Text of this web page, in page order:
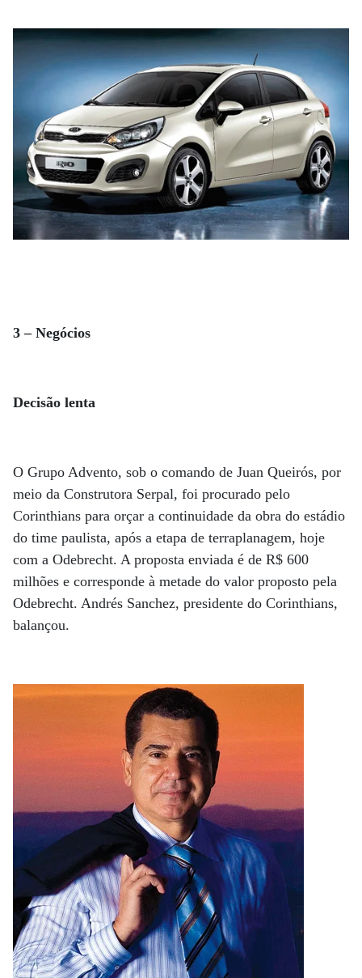
3 – Negócios
Decisão lenta
O Grupo Advento, sob o comando de Juan Queirós, por
meio da Construtora Serpal, foi procurado pelo
Corinthians para orçar a continuidade da obra do estádio
do time paulista, após a etapa de terraplanagem, hoje
com a Odebrecht. A proposta enviada é de R$ 600
milhões e corresponde à metade do valor proposto pela
Odebrecht. Andrés Sanchez, presidente do Corinthians,
balançou.